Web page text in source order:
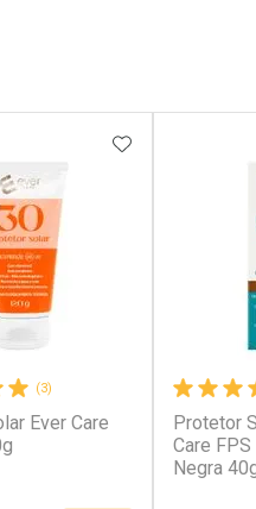
FAVORITOS
(3)
Ever Care
ADICIONAR
Protetor
Care
Negra